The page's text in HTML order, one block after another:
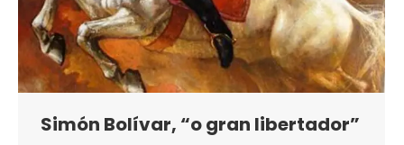
Simón Bolívar, “o gran libertador”